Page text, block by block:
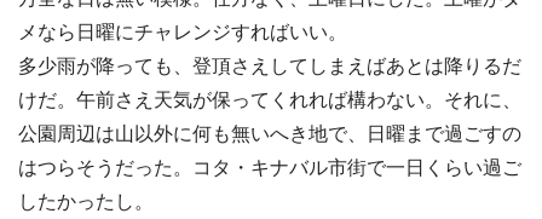
メなら日曜にチャレンジすればいい。
多少雨が降っても、登頂さえしてしまえばあとは降りるだ
けだ。午前さえ天気が保ってくれれば構わない。それに、
公園周辺は山以外に何も無いへき地で、日曜まで過ごすの
はつらそうだった。コタ・キナバル市街で一日くらい過ご
したかったし。